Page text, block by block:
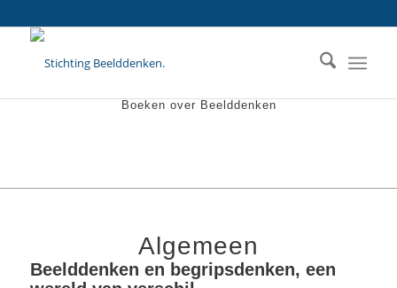
Boeken over Beelddenken
Algemeen
Beelddenken en begripsdenken, een